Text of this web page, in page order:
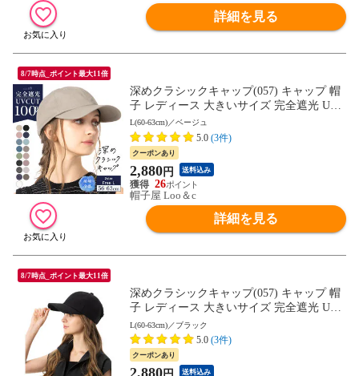
詳細を見る
8/7時点_ポイント最大11倍
深めクラシックキャップ(057) キャップ 帽
子 レディース 大きいサイズ 完全遮光 UV
カット つば広 自転車 日よけ かぶーる日傘
母の日
L(60-63cm)／ベージュ
5.0 (3件)
クーポンあり
2,880円 送料込み
26
帽子屋 Loo＆c
詳細を見る
8/7時点_ポイント最大11倍
深めクラシックキャップ(057) キャップ 帽
子 レディース 大きいサイズ 完全遮光 UV
カット つば広 自転車 日よけ かぶーる日傘
母の日
L(60-63cm)／ブラック
5.0 (3件)
クーポンあり
送料込み